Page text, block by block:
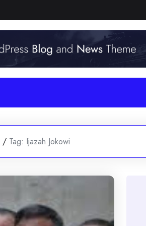
/ Tag: Ijazah Jokowi